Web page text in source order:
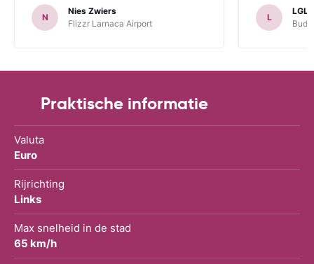
N
Nies Zwiers
Flizzr Larnaca Airport
L
Praktische informatie
Valuta
Euro
Rijrichting
Links
Max snelheid in de stad
65 km/h